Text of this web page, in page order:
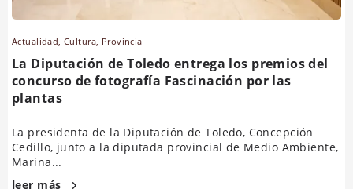
Actualidad,Cultura, Provincia
La Diputación de Toledo entrega los premios del
concurso de fotografía Fascinación por las
plantas
La presidenta de la Diputación de Toledo, Concepción
Cedillo, junto a la diputada provincial de Medio Ambiente,
Marina...
leer más